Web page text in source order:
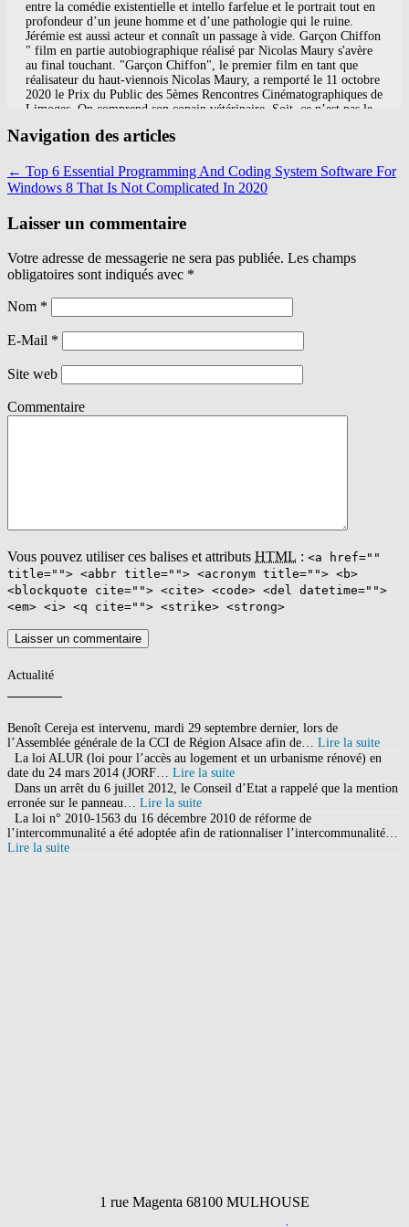
Navigation des articles
← Top 6 Essential Programming And Coding System Software For
Windows 8 That Is Not Complicated In 2020
Laisser un commentaire
Votre adresse de messagerie ne sera pas publiée. Les champs
obligatoires sont indiqués avec *
Nom *
E-Mail *
Site web
Commentaire
Vous pouvez utiliser ces balises et attributs HTML : <a href=""
title=""> <abbr title=""> <acronym title=""> <b>
<blockquote cite=""> <cite> <code> <del datetime="">
<em> <i> <q cite=""> <strike> <strong>
Actualité
Benoît Cereja est intervenu, mardi 29 septembre dernier, lors de
l’Assemblée générale de la CCI de Région Alsace afin de… Lire la suite
La loi ALUR (loi pour l’accès au logement et un urbanisme rénové) en
date du 24 mars 2014 (JORF… Lire la suite
Dans un arrêt du 6 juillet 2012, le Conseil d’Etat a rappelé que la mention
erronée sur le panneau… Lire la suite
La loi n° 2010-1563 du 16 décembre 2010 de réforme de
l’intercommunalité a été adoptée afin de rationnaliser l’intercommunalité…
Lire la suite
1 rue Magenta 68100 MULHOUSE